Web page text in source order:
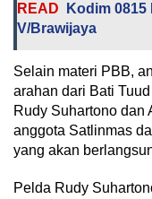
READ
Kodim 0815
V/Brawijaya
Selain materi PBB,
arahan dari Bati
Rudy Suhartono dan
anggota Satlinmas
yang akan
Pelda Rudy